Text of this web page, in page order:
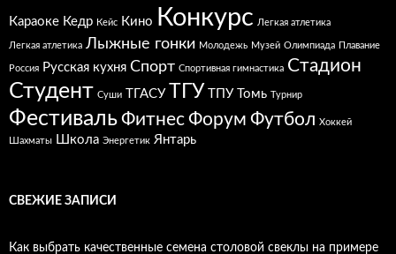
Караоке Кедр Кейс Кино Конкурс Легкая атлетика
Легкая атлетика Лыжные гонки Молодежь Музей Олимпиада Плавание
Россия Русская кухня Спорт Спортивная гимнастика Стадион
Студент Суши ТГАСУ ТГУ ТПУ Томь Турнир
ФестивальФитнесФорум Футбол Хоккей
Шахматы Школа Энергетик Янтарь
СВЕЖИЕ ЗАПИСИ
Как выбрать качественные семена столовой свеклы на примере